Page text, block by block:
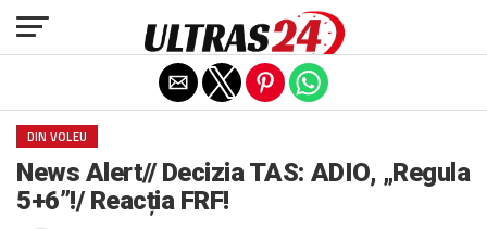
DIN VOLEU
News Alert// Decizia TAS: ADIO, „Regula
5+6”!/ Reacția FRF!
Exit mobile version